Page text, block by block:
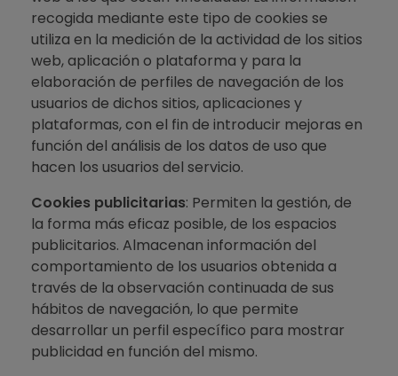
recogida mediante este tipo de cookies se
utiliza en la medición de la actividad de los sitios
web, aplicación o plataforma y para la
elaboración de perfiles de navegación de los
usuarios de dichos sitios, aplicaciones y
plataformas, con el fin de introducir mejoras en
función del análisis de los datos de uso que
hacen los usuarios del servicio.
Cookies publicitarias: Permiten la gestión, de
la forma más eficaz posible, de los espacios
publicitarios. Almacenan información del
comportamiento de los usuarios obtenida a
través de la observación continuada de sus
hábitos de navegación, lo que permite
desarrollar un perfil específico para mostrar
publicidad en función del mismo.